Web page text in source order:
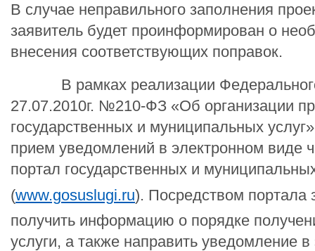
В случае неправильного заполнения
заявитель будет проинформирован о
внесения соответствующих поправок.
В рамках реализации Федерального
27.07.2010г. №210-ФЗ «Об организации
государственных и муниципальных
прием уведомлений в электронном виде
портал государственных и
(www.gosuslugi.ru). Посредством портала
получить информацию о порядке
услуги, а также направить уведомление